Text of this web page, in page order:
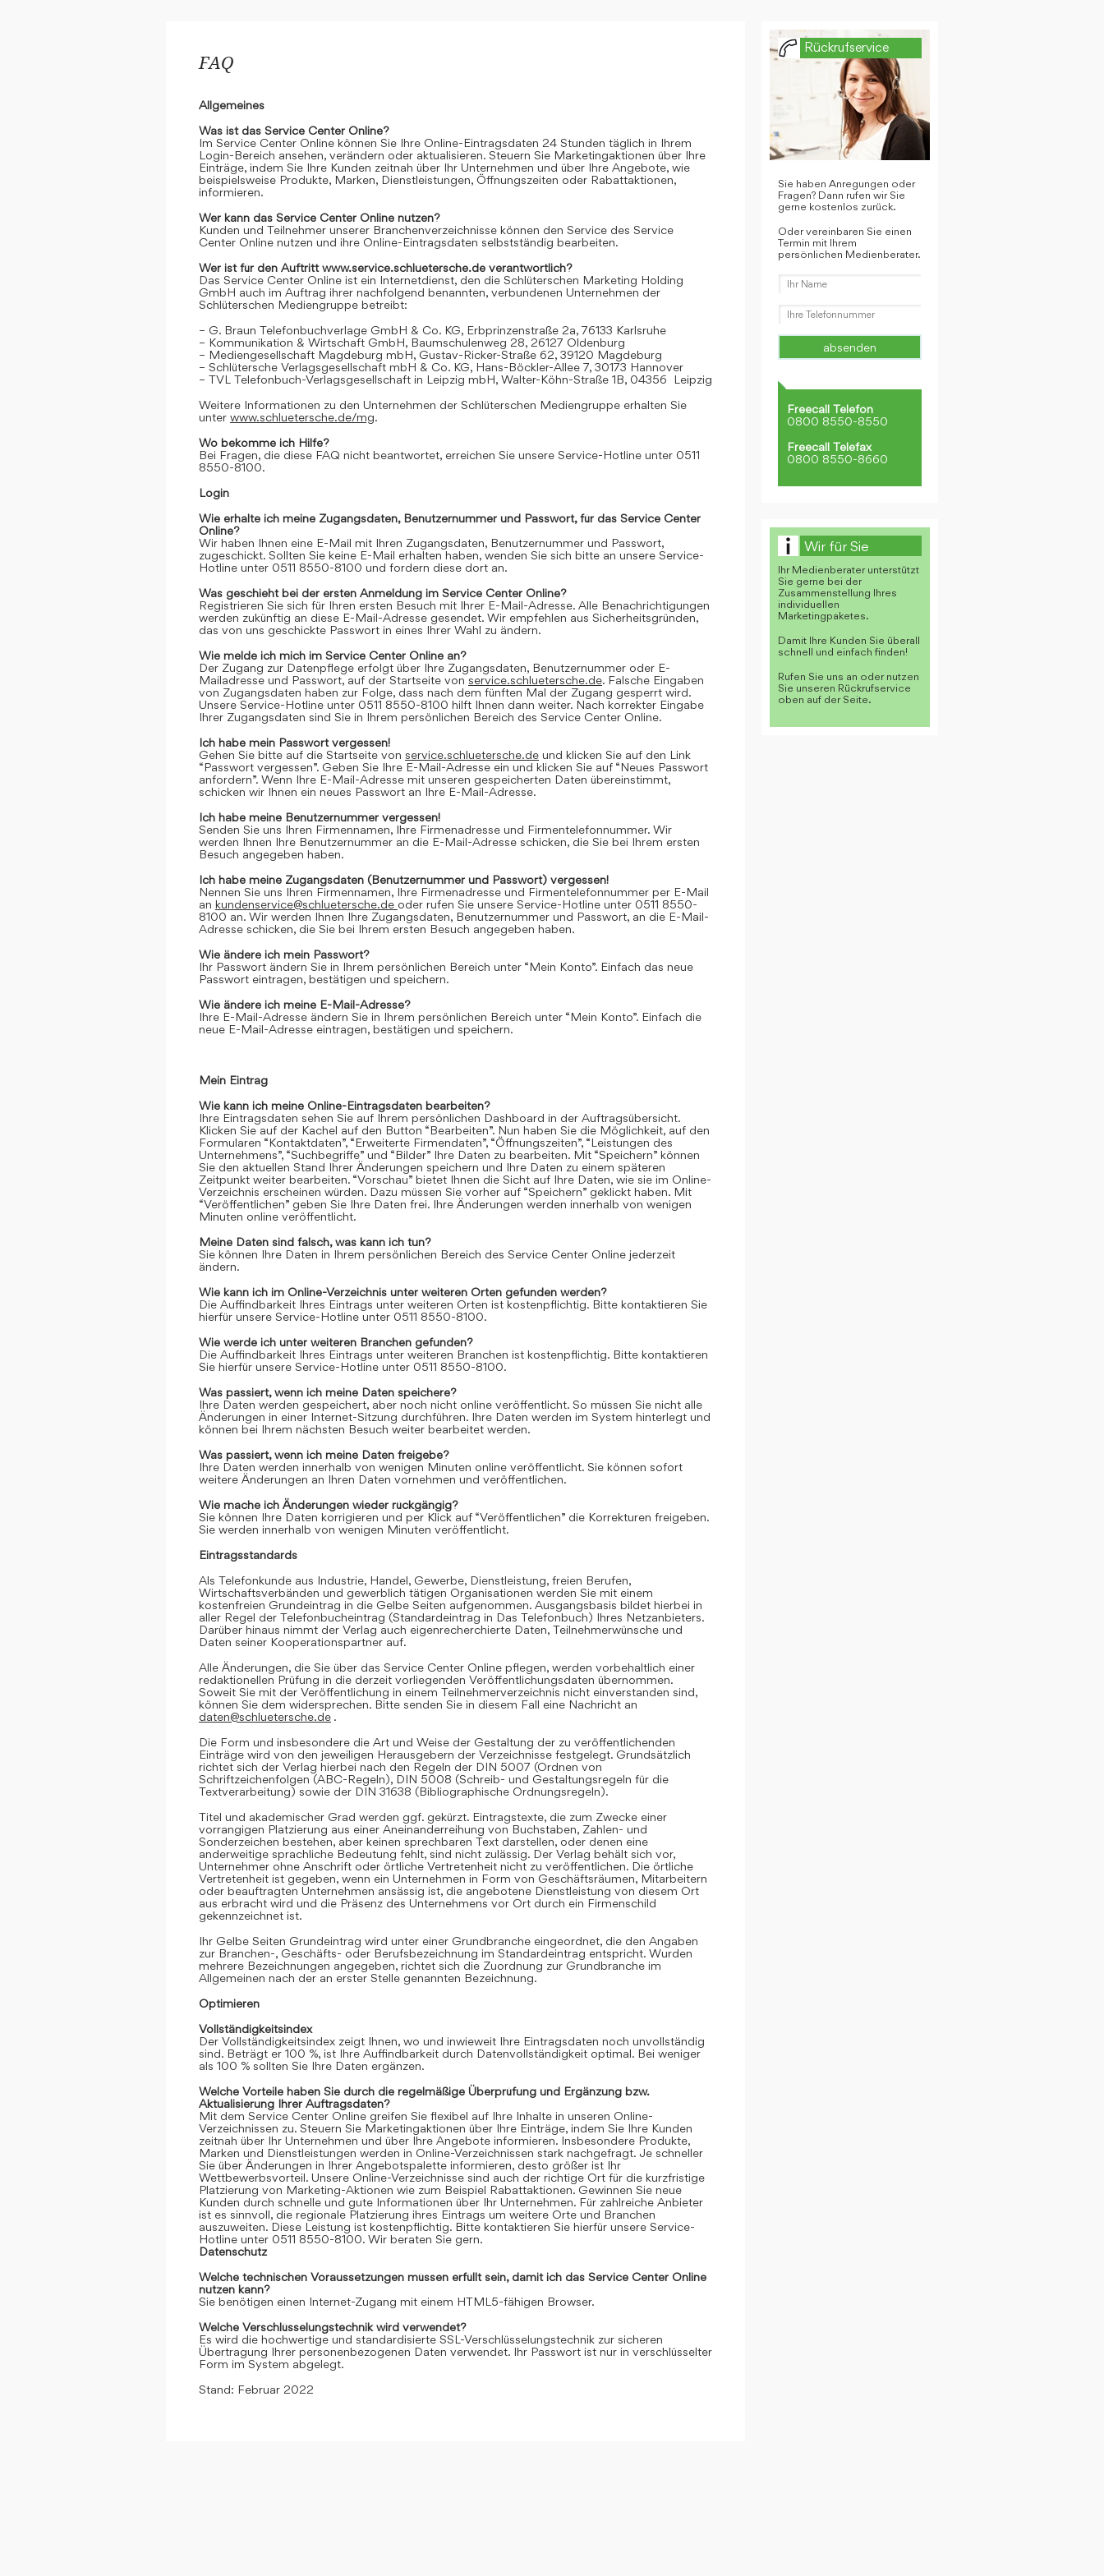
FAQ
Allgemeines
Was ist das Service Center Online?
Im Service Center Online können Sie Ihre Online-Eintragsdaten 24 Stunden täglich in Ihrem
Login-Bereich ansehen, verändern oder aktualisieren. Steuern Sie Marketingaktionen über Ihre
Einträge, indem Sie Ihre Kunden zeitnah über Ihr Unternehmen und über Ihre Angebote, wie
beispielsweise Produkte, Marken, Dienstleistungen, Öffnungszeiten oder Rabattaktionen,
informieren.
Wer kann das Service Center Online nutzen?
Kunden und Teilnehmer unserer Branchenverzeichnisse können den Service des Service
Center Online nutzen und ihre Online-Eintragsdaten selbstständig bearbeiten.
Wer ist für den Auftritt www.service.schluetersche.de verantwortlich?
Das Service Center Online ist ein Internetdienst, den die Schlüterschen Marketing Holding
GmbH auch im Auftrag ihrer nachfolgend benannten, verbundenen Unternehmen der
Schlüterschen Mediengruppe betreibt:
– G. Braun Telefonbuchverlage GmbH & Co. KG, Erbprinzenstraße 2a, 76133 Karlsruhe
– Kommunikation & Wirtschaft GmbH, Baumschulenweg 28, 26127 Oldenburg
– Mediengesellschaft Magdeburg mbH, Gustav-Ricker-Straße 62, 39120 Magdeburg
– Schlütersche Verlagsgesellschaft mbH & Co. KG, Hans-Böckler-Allee 7, 30173 Hannover
– TVL Telefonbuch-Verlagsgesellschaft in Leipzig mbH, Walter-Köhn-Straße 1B, 04356 Leipzig
Weitere Informationen zu den Unternehmen der Schlüterschen Mediengruppe erhalten Sie
unter www.schluetersche.de/mg.
Wo bekomme ich Hilfe?
Bei Fragen, die diese FAQ nicht beantwortet, erreichen Sie unsere Service-Hotline unter 0511
8550-8100.
Login
Wie erhalte ich meine Zugangsdaten, Benutzernummer und Passwort, für das Service Center
Online?
Wir haben Ihnen eine E-Mail mit Ihren Zugangsdaten, Benutzernummer und Passwort,
zugeschickt. Sollten Sie keine E-Mail erhalten haben, wenden Sie sich bitte an unsere Service-
Hotline unter 0511 8550-8100 und fordern diese dort an.
Was geschieht bei der ersten Anmeldung im Service Center Online?
Registrieren Sie sich für Ihren ersten Besuch mit Ihrer E-Mail-Adresse. Alle Benachrichtigungen
werden zukünftig an diese E-Mail-Adresse gesendet. Wir empfehlen aus Sicherheitsgründen,
das von uns geschickte Passwort in eines Ihrer Wahl zu ändern.
Wie melde ich mich im Service Center Online an?
Der Zugang zur Datenpflege erfolgt über Ihre Zugangsdaten, Benutzernummer oder E-
Mailadresse und Passwort, auf der Startseite von service.schluetersche.de. Falsche Eingaben
von Zugangsdaten haben zur Folge, dass nach dem fünften Mal der Zugang gesperrt wird.
Unsere Service-Hotline unter 0511 8550-8100 hilft Ihnen dann weiter. Nach korrekter Eingabe
Ihrer Zugangsdaten sind Sie in Ihrem persönlichen Bereich des Service Center Online.
Ich habe mein Passwort vergessen!
Gehen Sie bitte auf die Startseite von service.schluetersche.de und klicken Sie auf den Link
“Passwort vergessen”. Geben Sie Ihre E-Mail-Adresse ein und klicken Sie auf “Neues Passwort
anfordern”. Wenn Ihre E-Mail-Adresse mit unseren gespeicherten Daten übereinstimmt,
schicken wir Ihnen ein neues Passwort an Ihre E-Mail-Adresse.
Ich habe meine Benutzernummer vergessen!
Senden Sie uns Ihren Firmennamen, Ihre Firmenadresse und Firmentelefonnummer. Wir
werden Ihnen Ihre Benutzernummer an die E-Mail-Adresse schicken, die Sie bei Ihrem ersten
Besuch angegeben haben.
Ich habe meine Zugangsdaten (Benutzernummer und Passwort) vergessen!
Nennen Sie uns Ihren Firmennamen, Ihre Firmenadresse und Firmentelefonnummer per E-Mail
an kundenservice@schluetersche.de oder rufen Sie unsere Service-Hotline unter 0511 8550-
8100 an. Wir werden Ihnen Ihre Zugangsdaten, Benutzernummer und Passwort, an die E-Mail-
Adresse schicken, die Sie bei Ihrem ersten Besuch angegeben haben.
Wie ändere ich mein Passwort?
Ihr Passwort ändern Sie in Ihrem persönlichen Bereich unter “Mein Konto”. Einfach das neue
Passwort eintragen, bestätigen und speichern.
Wie ändere ich meine E-Mail-Adresse?
Ihre E-Mail-Adresse ändern Sie in Ihrem persönlichen Bereich unter “Mein Konto”. Einfach die
neue E-Mail-Adresse eintragen, bestätigen und speichern.
Mein Eintrag
Wie kann ich meine Online-Eintragsdaten bearbeiten?
Ihre Eintragsdaten sehen Sie auf Ihrem persönlichen Dashboard in der Auftragsübersicht.
Klicken Sie auf der Kachel auf den Button “Bearbeiten”. Nun haben Sie die Möglichkeit, auf den
Formularen “Kontaktdaten”, “Erweiterte Firmendaten”, “Öffnungszeiten”, “Leistungen des
Unternehmens”, “Suchbegriffe” und “Bilder” Ihre Daten zu bearbeiten. Mit “Speichern” können
Sie den aktuellen Stand Ihrer Änderungen speichern und Ihre Daten zu einem späteren
Zeitpunkt weiter bearbeiten. “Vorschau” bietet Ihnen die Sicht auf Ihre Daten, wie sie im Online-
Verzeichnis erscheinen würden. Dazu müssen Sie vorher auf “Speichern” geklickt haben. Mit
“Veröffentlichen” geben Sie Ihre Daten frei. Ihre Änderungen werden innerhalb von wenigen
Minuten online veröffentlicht.
Meine Daten sind falsch, was kann ich tun?
Sie können Ihre Daten in Ihrem persönlichen Bereich des Service Center Online jederzeit
ändern.
Wie kann ich im Online-Verzeichnis unter weiteren Orten gefunden werden?
Die Auffindbarkeit Ihres Eintrags unter weiteren Orten ist kostenpflichtig. Bitte kontaktieren Sie
hierfür unsere Service-Hotline unter 0511 8550-8100.
Wie werde ich unter weiteren Branchen gefunden?
Die Auffindbarkeit Ihres Eintrags unter weiteren Branchen ist kostenpflichtig. Bitte kontaktieren
Sie hierfür unsere Service-Hotline unter 0511 8550-8100.
Was passiert, wenn ich meine Daten speichere?
Ihre Daten werden gespeichert, aber noch nicht online veröffentlicht. So müssen Sie nicht alle
Änderungen in einer Internet-Sitzung durchführen. Ihre Daten werden im System hinterlegt und
können bei Ihrem nächsten Besuch weiter bearbeitet werden.
Was passiert, wenn ich meine Daten freigebe?
Ihre Daten werden innerhalb von wenigen Minuten online veröffentlicht. Sie können sofort
weitere Änderungen an Ihren Daten vornehmen und veröffentlichen.
Wie mache ich Änderungen wieder rückgängig?
Sie können Ihre Daten korrigieren und per Klick auf “Veröffentlichen” die Korrekturen freigeben.
Sie werden innerhalb von wenigen Minuten veröffentlicht.
Eintragsstandards
Als Telefonkunde aus Industrie, Handel, Gewerbe, Dienstleistung, freien Berufen,
Wirtschaftsverbänden und gewerblich tätigen Organisationen werden Sie mit einem
kostenfreien Grundeintrag in die Gelbe Seiten aufgenommen. Ausgangsbasis bildet hierbei in
aller Regel der Telefonbucheintrag (Standardeintrag in Das Telefonbuch) Ihres Netzanbieters.
Darüber hinaus nimmt der Verlag auch eigenrecherchierte Daten, Teilnehmerwünsche und
Daten seiner Kooperationspartner auf.
Alle Änderungen, die Sie über das Service Center Online pflegen, werden vorbehaltlich einer
redaktionellen Prüfung in die derzeit vorliegenden Veröffentlichungsdaten übernommen.
Soweit Sie mit der Veröffentlichung in einem Teilnehmerverzeichnis nicht einverstanden sind,
können Sie dem widersprechen. Bitte senden Sie in diesem Fall eine Nachricht an
daten@schluetersche.de .
Die Form und insbesondere die Art und Weise der Gestaltung der zu veröffentlichenden
Einträge wird von den jeweiligen Herausgebern der Verzeichnisse festgelegt. Grundsätzlich
richtet sich der Verlag hierbei nach den Regeln der DIN 5007 (Ordnen von
Schriftzeichenfolgen (ABC-Regeln), DIN 5008 (Schreib- und Gestaltungsregeln für die
Textverarbeitung) sowie der DIN 31638 (Bibliographische Ordnungsregeln).
Titel und akademischer Grad werden ggf. gekürzt. Eintragstexte, die zum Zwecke einer
vorrangigen Platzierung aus einer Aneinanderreihung von Buchstaben, Zahlen- und
Sonderzeichen bestehen, aber keinen sprechbaren Text darstellen, oder denen eine
anderweitige sprachliche Bedeutung fehlt, sind nicht zulässig. Der Verlag behält sich vor,
Unternehmer ohne Anschrift oder örtliche Vertretenheit nicht zu veröffentlichen. Die örtliche
Vertretenheit ist gegeben, wenn ein Unternehmen in Form von Geschäftsräumen, Mitarbeitern
oder beauftragten Unternehmen ansässig ist, die angebotene Dienstleistung von diesem Ort
aus erbracht wird und die Präsenz des Unternehmens vor Ort durch ein Firmenschild
gekennzeichnet ist.
Ihr Gelbe Seiten Grundeintrag wird unter einer Grundbranche eingeordnet, die den Angaben
zur Branchen-, Geschäfts- oder Berufsbezeichnung im Standardeintrag entspricht. Wurden
mehrere Bezeichnungen angegeben, richtet sich die Zuordnung zur Grundbranche im
Allgemeinen nach der an erster Stelle genannten Bezeichnung.
Optimieren
Vollständigkeitsindex
Der Vollständigkeitsindex zeigt Ihnen, wo und inwieweit Ihre Eintragsdaten noch unvollständig
sind. Beträgt er 100 %, ist Ihre Auffindbarkeit durch Datenvollständigkeit optimal. Bei weniger
als 100 % sollten Sie Ihre Daten ergänzen.
Welche Vorteile haben Sie durch die regelmäßige Überprüfung und Ergänzung bzw.
Aktualisierung Ihrer Auftragsdaten?
Mit dem Service Center Online greifen Sie flexibel auf Ihre Inhalte in unseren Online-
Verzeichnissen zu. Steuern Sie Marketingaktionen über Ihre Einträge, indem Sie Ihre Kunden
zeitnah über Ihr Unternehmen und über Ihre Angebote informieren. Insbesondere Produkte,
Marken und Dienstleistungen werden in Online-Verzeichnissen stark nachgefragt. Je schneller
Sie über Änderungen in Ihrer Angebotspalette informieren, desto größer ist Ihr
Wettbewerbsvorteil. Unsere Online-Verzeichnisse sind auch der richtige Ort für die kurzfristige
Platzierung von Marketing-Aktionen wie zum Beispiel Rabattaktionen. Gewinnen Sie neue
Kunden durch schnelle und gute Informationen über Ihr Unternehmen. Für zahlreiche Anbieter
ist es sinnvoll, die regionale Platzierung ihres Eintrags um weitere Orte und Branchen
auszuweiten. Diese Leistung ist kostenpflichtig. Bitte kontaktieren Sie hierfür unsere Service-
Hotline unter 0511 8550-8100. Wir beraten Sie gern.
Datenschutz
Welche technischen Voraussetzungen müssen erfüllt sein, damit ich das Service Center Online
nutzen kann?
Sie benötigen einen Internet-Zugang mit einem HTML5-fähigen Browser.
Welche Verschlüsselungstechnik wird verwendet?
Es wird die hochwertige und standardisierte SSL-Verschlüsselungstechnik zur sicheren
Übertragung Ihrer personenbezogenen Daten verwendet. Ihr Passwort ist nur in verschlüsselter
Form im System abgelegt.
Stand: Februar 2022
Rückrufservice
Sie haben Anregungen oder
Fragen? Dann rufen wir Sie
gerne kostenlos zurück.
Oder vereinbaren Sie einen
Termin mit Ihrem
persönlichen Medienberater.
Freecall Telefon
0800 8550-8550
Freecall Telefax
0800 8550-8660
Wir für Sie
Ihr Medienberater unterstützt
Sie gerne bei der
Zusammenstellung Ihres
individuellen
Marketingpaketes.
Damit Ihre Kunden Sie überall
schnell und einfach finden!
Rufen Sie uns an oder nutzen
Sie unseren Rückrufservice
oben auf der Seite.